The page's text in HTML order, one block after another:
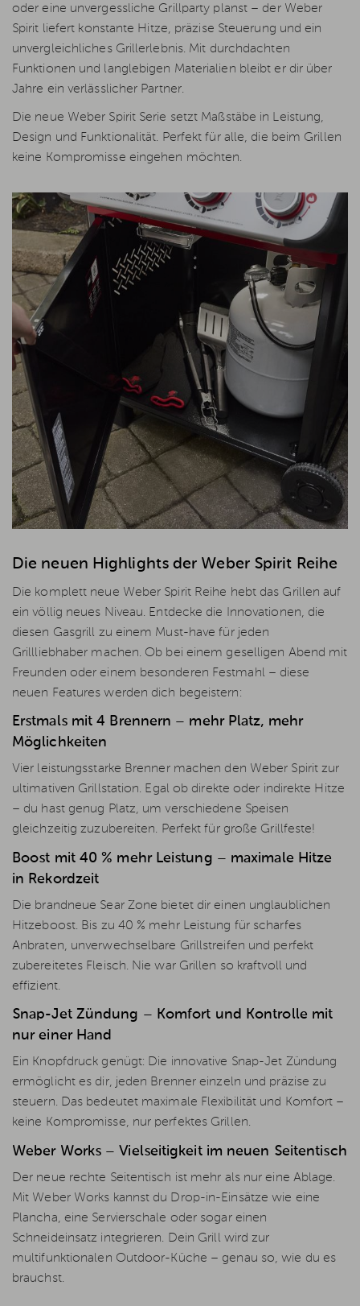
oder eine unvergessliche Grillparty planst – der Weber
Spirit liefert konstante Hitze, präzise Steuerung und ein
unvergleichliches Grillerlebnis. Mit durchdachten
Funktionen und langlebigen Materialien bleibt er dir über
Jahre ein verlässlicher Partner.
Die neue Weber Spirit Serie setzt Maßstäbe in Leistung,
Design und Funktionalität. Perfekt für alle, die beim Grillen
keine Kompromisse eingehen möchten.
Die neuen Highlights der Weber Spirit Reihe
Die komplett neue Weber Spirit Reihe hebt das Grillen auf
ein völlig neues Niveau. Entdecke die Innovationen, die
diesen Gasgrill zu einem Must-have für jeden
Grillliebhaber machen. Ob bei einem geselligen Abend mit
Freunden oder einem besonderen Festmahl – diese
neuen Features werden dich begeistern:
Erstmals mit 4 Brennern – mehr Platz, mehr
Möglichkeiten
Vier leistungsstarke Brenner machen den Weber Spirit zur
ultimativen Grillstation. Egal ob direkte oder indirekte Hitze
– du hast genug Platz, um verschiedene Speisen
gleichzeitig zuzubereiten. Perfekt für große Grillfeste!
Boost mit 40 % mehr Leistung – maximale Hitze
in Rekordzeit
Die brandneue Sear Zone bietet dir einen unglaublichen
Hitzeboost. Bis zu 40 % mehr Leistung für scharfes
Anbraten, unverwechselbare Grillstreifen und perfekt
zubereitetes Fleisch. Nie war Grillen so kraftvoll und
effizient.
Snap-Jet Zündung – Komfort und Kontrolle mit
nur einer Hand
Ein Knopfdruck genügt: Die innovative Snap-Jet Zündung
ermöglicht es dir, jeden Brenner einzeln und präzise zu
steuern. Das bedeutet maximale Flexibilität und Komfort –
keine Kompromisse, nur perfektes Grillen.
Weber Works – Vielseitigkeit im neuen Seitentisch
Der neue rechte Seitentisch ist mehr als nur eine Ablage.
Mit Weber Works kannst du Drop-in-Einsätze wie eine
Plancha, eine Servierschale oder sogar einen
Schneideinsatz integrieren. Dein Grill wird zur
multifunktionalen Outdoor-Küche – genau so, wie du es
brauchst.